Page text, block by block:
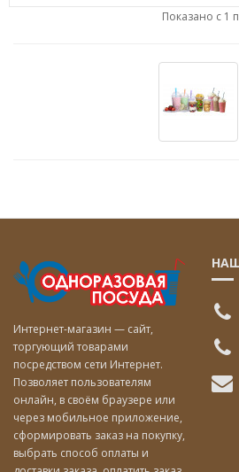
Показано с 1
Интернет-магазин — сайт,
торгующий товарами
посредством сети Интернет.
Позволяет пользователям
онлайн, в своём браузере или
через мобильное приложение,
сформировать заказ на покупку,
выбрать способ оплаты и